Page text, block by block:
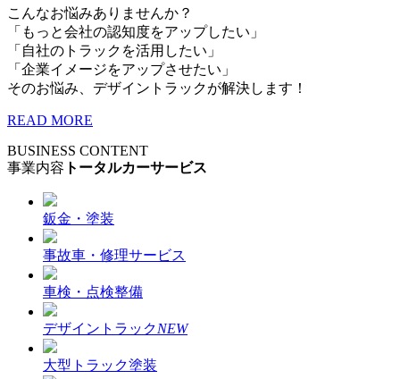
こんなお悩みありませんか？
「もっと会社の認知度をアップしたい」
「自社のトラックを活用したい」
「企業イメージをアップさせたい」
そのお悩み、デザイントラックが解決します！
READ MORE
BUSINESS CONTENT
事業内容 トータルカーサービス
鈑金・塗装
事故車・修理サービス
車検・点検整備
デザイントラックNEW
大型トラック塗装